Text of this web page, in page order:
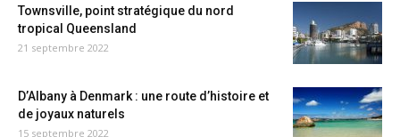
Townsville, point stratégique du nord
tropical Queensland
21 septembre 2022
D’Albany à Denmark : une route d’histoire et
de joyaux naturels
15 septembre 2022